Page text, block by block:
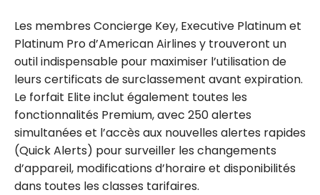
Les membres Concierge Key, Executive Platinum et
Platinum Pro d’American Airlines y trouveront un
outil indispensable pour maximiser l’utilisation de
leurs certificats de surclassement avant expiration.
Le forfait Elite inclut également toutes les
fonctionnalités Premium, avec 250 alertes
simultanées et l’accès aux nouvelles alertes rapides
(Quick Alerts) pour surveiller les changements
d’appareil, modifications d’horaire et disponibilités
dans toutes les classes tarifaires.